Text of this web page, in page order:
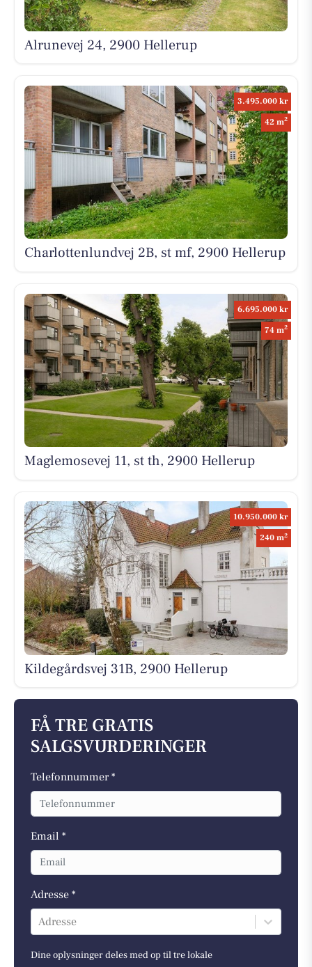
Alrunevej 24, 2900 Hellerup
3.495.000 kr
42 m2
Charlottenlundvej 2B, st mf, 2900 Hellerup
6.695.000 kr
74 m2
Maglemosevej 11, st th, 2900 Hellerup
10.950.000 kr
240 m2
Kildegårdsvej 31B, 2900 Hellerup
FÅ TRE GRATIS
SALGSVURDERINGER
Telefonnummer *
Email *
Adresse *
Adresse
Dine oplysninger deles med op til tre lokale